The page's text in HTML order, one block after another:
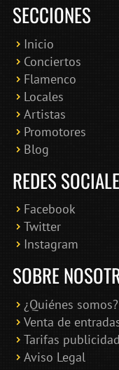
SECCIONES
Inicio
Conciertos
Flamenco
Locales
Artistas
Promotores
Blog
REDES
Facebook
Twitter
Instagram
SOBRE
¿Quiénes somos?
Venta de
Tarifas publicidad
Aviso Legal